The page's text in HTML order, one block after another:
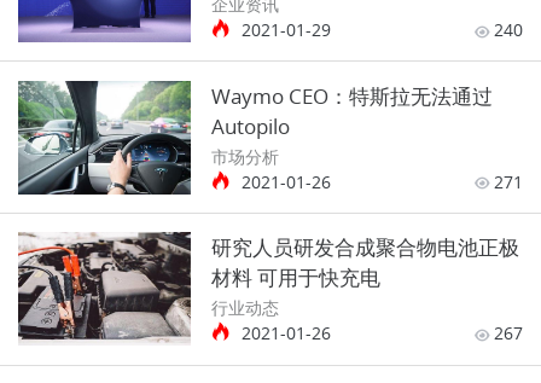
2021-01-29
240
Waymo CEO：特斯拉无法通过
Autopilo
市场分析
2021-01-26
271
研究人员研发合成聚合物电池正极
材料 可用于快充电
行业动态
2021-01-26
267